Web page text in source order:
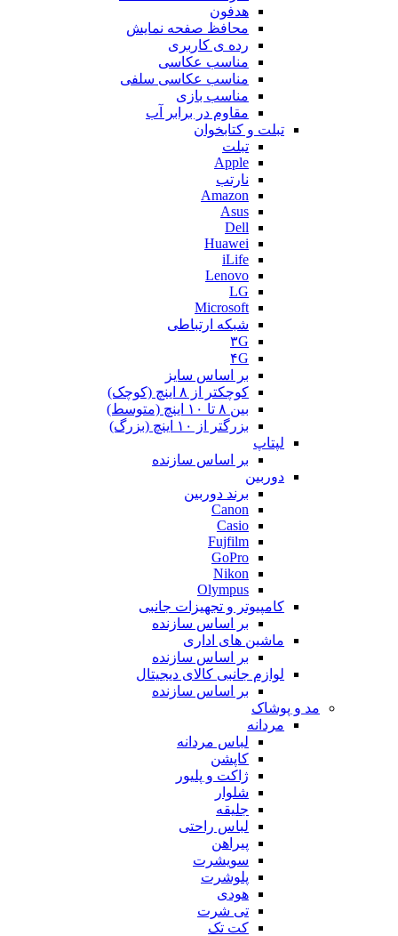
هدفون
محافظ صفحه نمایش
رده ی کاربری
مناسب عکاسی
مناسب عکاسی سلفی
مناسب بازی
مقاوم در برابر آب
تبلت و کتابخوان
تبلت
Apple
نارتب
Amazon
Asus
Dell
Huawei
iLife
Lenovo
LG
Microsoft
شبکه ارتباطی
۳G
۴G
بر اساس سایز
کوچکتر از ۸ اینچ (کوچک)
بین ۸ تا ۱۰ اینچ (متوسط)
بزرگتر از ۱۰ اینچ (بزرگ)
لپتاپ
بر اساس سازنده
دوربین
برند دوربین
Canon
Casio
Fujfilm
GoPro
Nikon
Olympus
کامپیوتر و تجهیزات جانبی
بر اساس سازنده
ماشین های اداری
بر اساس سازنده
لوازم جانبی کالای دیجیتال
بر اساس سازنده
مد و پوشاک
مردانه
لباس مردانه
کاپشن
ژاکت و پلیور
شلوار
جلیقه
لباس راحتی
پیراهن
سویشرت
پلوشرت
هودی
تی شرت
کت تک